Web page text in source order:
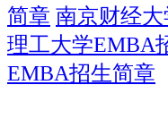
简章 南京财经
理工大学EMBA
EMBA招生简章